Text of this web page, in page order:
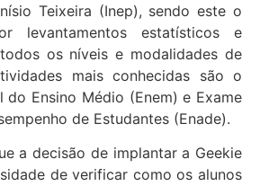
Teixeira (Inep), sendo este o
levantamentos estatísticos e
os níveis e modalidades de
mais conhecidas são o
do Ensino Médio (Enem) e Exame
de Estudantes (Enade).
a decisão de implantar a Geekie
de verificar como os alunos